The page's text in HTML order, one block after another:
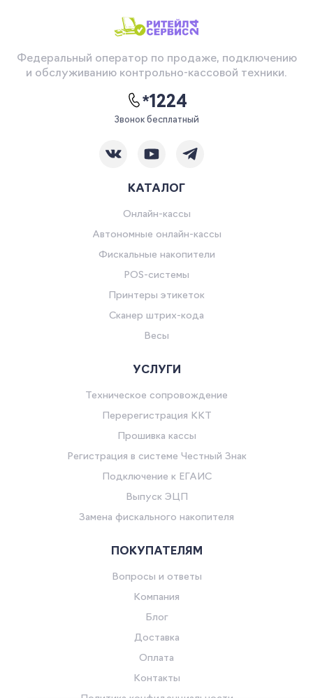
Федеральный оператор по продаже, подключению
и обслуживанию контрольно-кассовой техники.
*1224
Звонок бесплатный
КАТАЛОГ
Онлайн-кассы
Автономные онлайн-кассы
Фискальные накопители
POS-системы
Принтеры этикеток
Сканер штрих-кода
Весы
УСЛУГИ
Техническое сопровождение
Перерегистрация ККТ
Прошивка кассы
Регистрация в системе Честный Знак
Подключение к ЕГАИС
Выпуск ЭЦП
Замена фискального накопителя
ПОКУПАТЕЛЯМ
Вопросы и ответы
Компания
Блог
Доставка
Оплата
Контакты